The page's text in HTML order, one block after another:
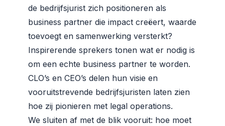
de bedrijfsjurist zich positioneren als
business partner die impact creëert, waarde
toevoegt en samenwerking versterkt?
Inspirerende sprekers tonen wat er nodig is
om een echte business partner te worden.
CLO’s en CEO’s delen hun visie en
vooruitstrevende bedrijfsjuristen laten zien
hoe zij pionieren met legal operations.
We sluiten af met de blik vooruit: hoe moet